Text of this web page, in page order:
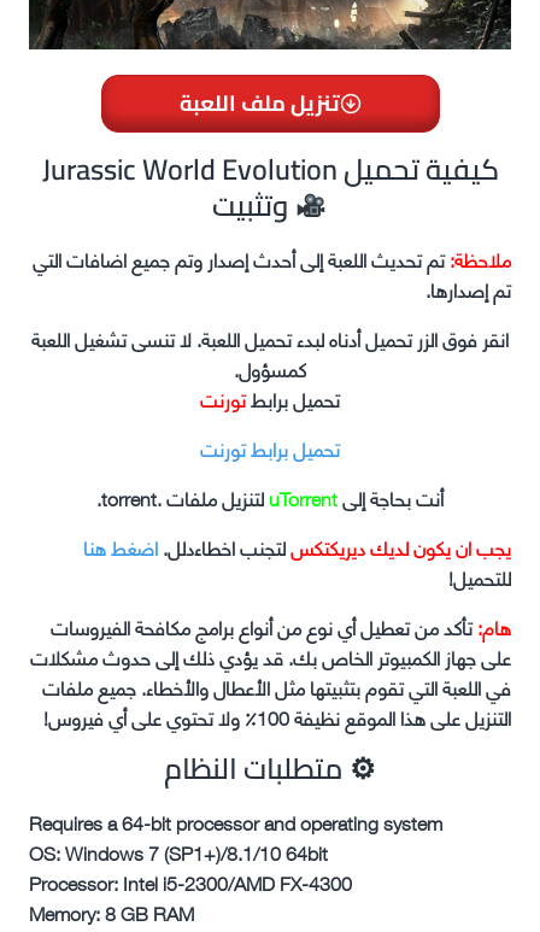
تنزيل ملف اللعبة
Jurassic World Evolution كيفية تحميل
ملاحظة:تم تحديث اللعبة إلى أحدث إصدار وتم جميع اضافات التي
تم إصدارها.
انقر فوق الزر تحميل أدناه لبدء تحميل اللعبة. لا تنسى تشغيل اللعبة
كمسؤول.
تحميل برابطتورنت
تحميل برابط تورنت
أنت بحاجة إلىuTorrentلتنزيل ملفات .torrent.
يجب ان يكون لديك ديريكتكسلتجنب اخطاءدلل.اضغط هنا
للتحميل!
هام:تأكد من تعطيل أي نوع من أنواع برامج مكافحة الفيروسات
على جهاز الكمبيوتر الخاص بك. قد يؤدي ذلك إلى حدوث مشكلات
في اللعبة التي تقوم بتثبيتها مثل الأعطال والأخطاء. جميع ملفات
التنزيل على هذا الموقع نظيفة 100٪ ولا تحتوي على أي فيروس!
⚙ متطلبات النظام
Requires a 64-bit processor and operating system
OS: Windows 7 (SP1+)/8.1/10 64bit
Processor: Intel i5-2300/AMD FX-4300
Memory: 8 GB RAM